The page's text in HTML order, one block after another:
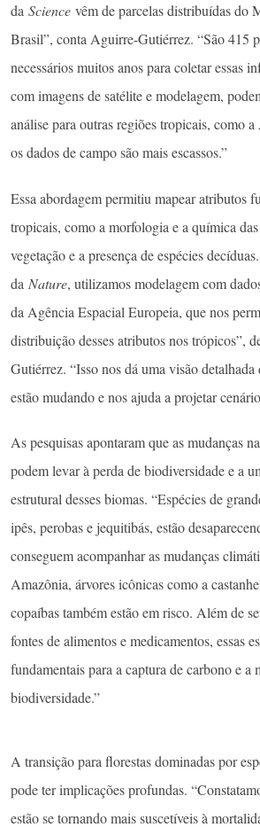
da Science vêm de parcelas distribuídas do
Brasil”, conta Aguirre-Gutiérrez. “São 415
necessários muitos anos para coletar essas
com imagens de satélite e modelagem,
análise para outras regiões tropicais, como
os dados de campo são mais escassos.”
Essa abordagem permitiu mapear atributos
tropicais, como a morfologia e a química
vegetação e a presença de espécies
da Nature, utilizamos modelagem com
da Agência Espacial Europeia, que nos
distribuição desses atributos nos trópicos”,
Gutiérrez. “Isso nos dá uma visão detalhada
estão mudando e nos ajuda a projetar
As pesquisas apontaram que as mudanças
podem levar à perda de biodiversidade e a
estrutural desses biomas. “Espécies de
ipês, perobas e jequitibás, estão
conseguem acompanhar as mudanças
Amazônia, árvores icônicas como a
copaíbas também estão em risco. Além de
fontes de alimentos e medicamentos, essas
fundamentais para a captura de carbono e a
biodiversidade.”
A transição para florestas dominadas por
pode ter implicações profundas.
estão se tornando mais suscetíveis à